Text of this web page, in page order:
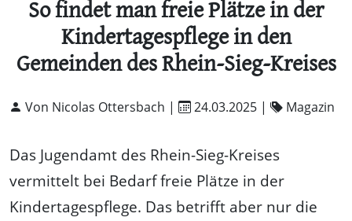
So findet man freie Plätze in der
Kindertagespflege in den
Gemeinden des Rhein-Sieg-Kreises
Von Nicolas Ottersbach | 24.03.2025 | Magazin
Das Jugendamt des Rhein-Sieg-Kreises
vermittelt bei Bedarf freie Plätze in der
Kindertagespflege. Das betrifft aber nur die